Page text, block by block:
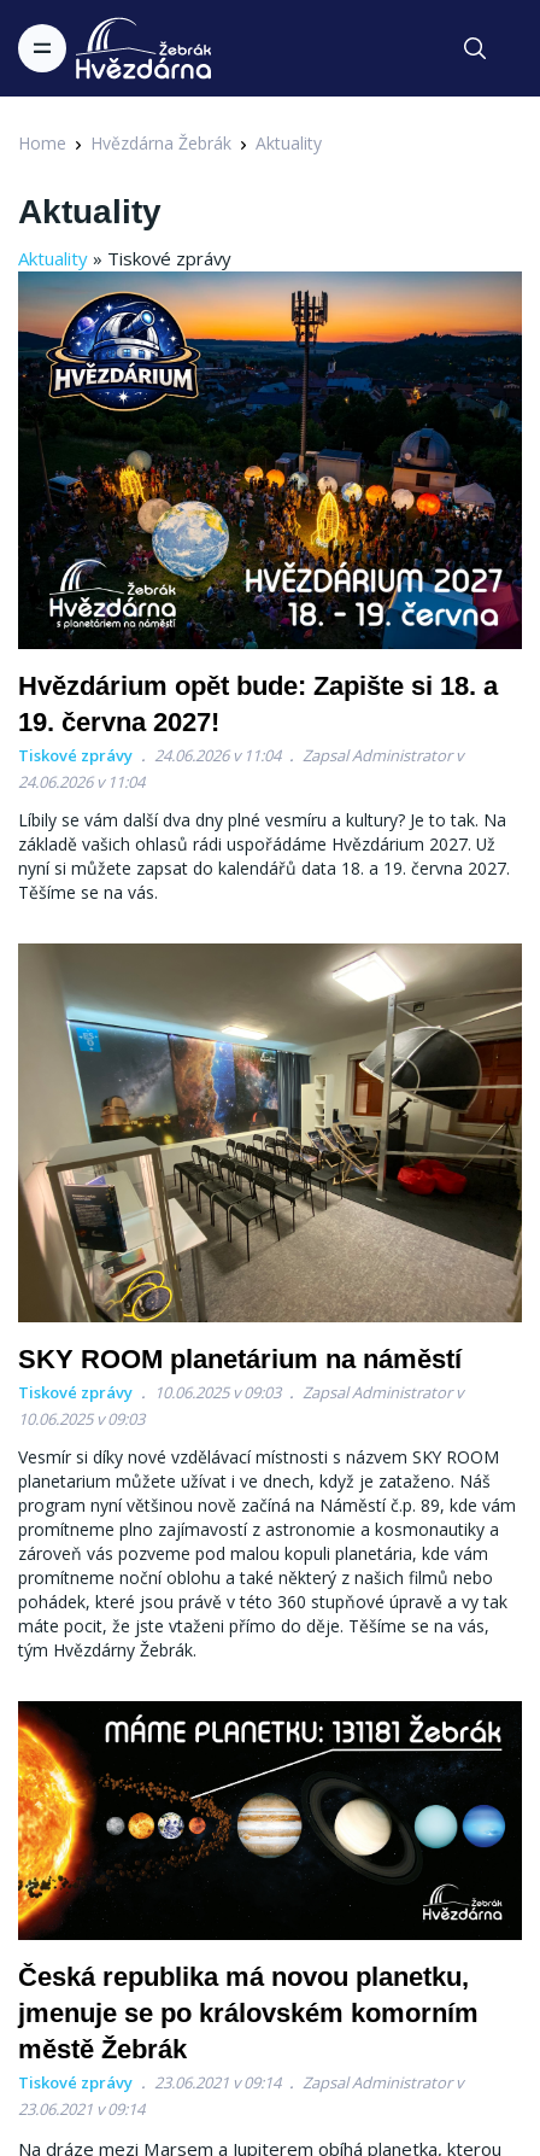
Home Hvězdárna Žebrák Aktuality
Aktuality
Aktuality » Tiskové zprávy
Hvězdárium opět bude: Zapište si 18. a
19. června 2027!
Tiskové zprávy 24.06.2026 v 11:04
Zapsal Administrator v
24.06.2026 v 11:04
Líbily se vám další dva dny plné vesmíru a kultury? Je to tak. Na
základě vašich ohlasů rádi uspořádáme Hvězdárium 2027. Už
nyní si můžete zapsat do kalendářů data 18. a 19. června 2027.
Těšíme se na vás.
SKY ROOM planetárium na náměstí
Tiskové zprávy 10.06.2025 v 09:03
Zapsal Administrator v
10.06.2025 v 09:03
Vesmír si díky nové vzdělávací místnosti s názvem SKY ROOM
planetarium můžete užívat i ve dnech, když je zataženo. Náš
program nyní většinou nově začíná na Náměstí č.p. 89, kde vám
promítneme plno zajímavostí z astronomie a kosmonautiky a
zároveň vás pozveme pod malou kopuli planetária, kde vám
promítneme noční oblohu a také některý z našich filmů nebo
pohádek, které jsou právě v této 360 stupňové úpravě a vy tak
máte pocit, že jste vtaženi přímo do děje. Těšíme se na vás,
tým Hvězdárny Žebrák.
Česká republika má novou planetku,
jmenuje se po královském komorním
městě Žebrák
Tiskové zprávy 23.06.2021 v 09:14
Zapsal Administrator v
23.06.2021 v 09:14
Na dráze mezi Marsem a Jupiterem obíhá planetka, kterou